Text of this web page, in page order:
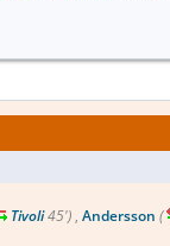
Tivoli45') , Andersson (